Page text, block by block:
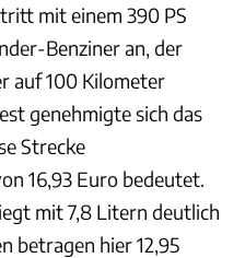
mit einem 390 PS
Benziner an, der
auf 100 Kilometer
genehmigte sich das
Strecke
16,93 Euro bedeutet.
mit 7,8 Litern deutlich
betragen hier 12,95